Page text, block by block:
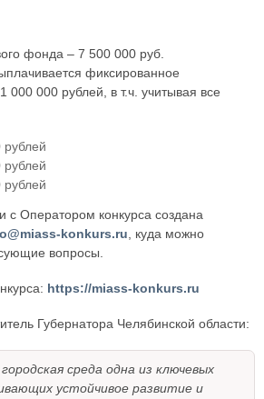
фонда – 7 500 000 руб.
фиксированное
000 000 рублей, в т.ч. учитывая все
с Оператором конкурса создана
konkurs.ru, куда можно
вопросы.
https://miass-konkurs.ru
Губернатора Челябинской области:
среда одна из ключевых
устойчивое развитие и